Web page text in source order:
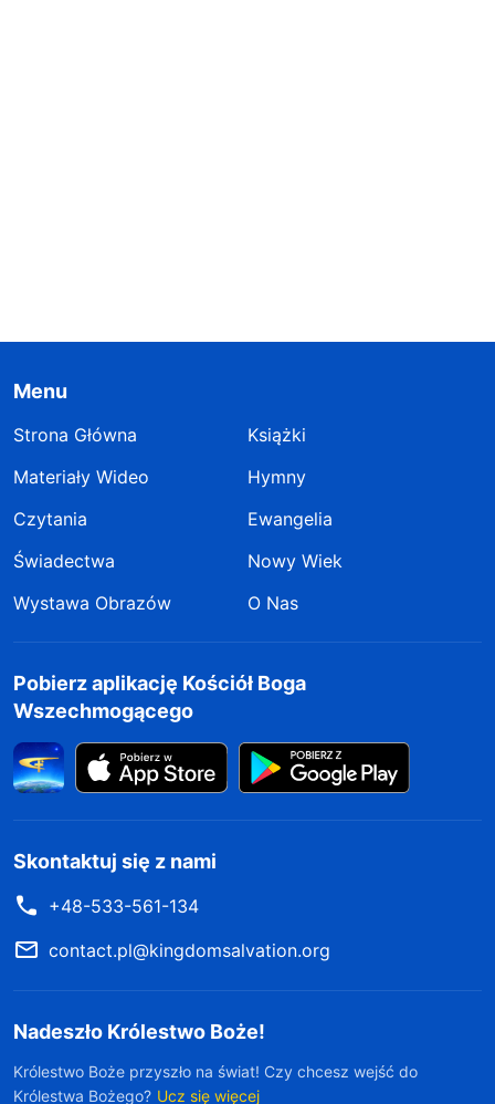
Menu
Strona Główna
Książki
Materiały Wideo
Hymny
Czytania
Ewangelia
Świadectwa
Nowy Wiek
Wystawa Obrazów
O Nas
Pobierz aplikację Kościół Boga
Wszechmogącego
Skontaktuj się z nami
+48-533-561-134
contact.pl@kingdomsalvation.org
Nadeszło Królestwo Boże!
Królestwo Boże przyszło na świat! Czy chcesz wejść do
Królestwa Bożego? Ucz się więcej